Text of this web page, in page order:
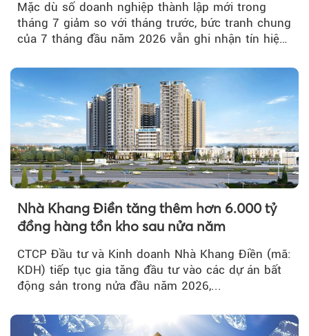
Mặc dù số doanh nghiệp thành lập mới trong
tháng 7 giảm so với tháng trước, bức tranh chung
của 7 tháng đầu năm 2026 vẫn ghi nhận tín hiệu
Nhà Khang Điền tăng thêm hơn 6.000 tỷ
đồng hàng tồn kho sau nửa năm
CTCP Đầu tư và Kinh doanh Nhà Khang Điền (mã:
KDH) tiếp tục gia tăng đầu tư vào các dự án bất
động sản trong nửa đầu năm 2026,...